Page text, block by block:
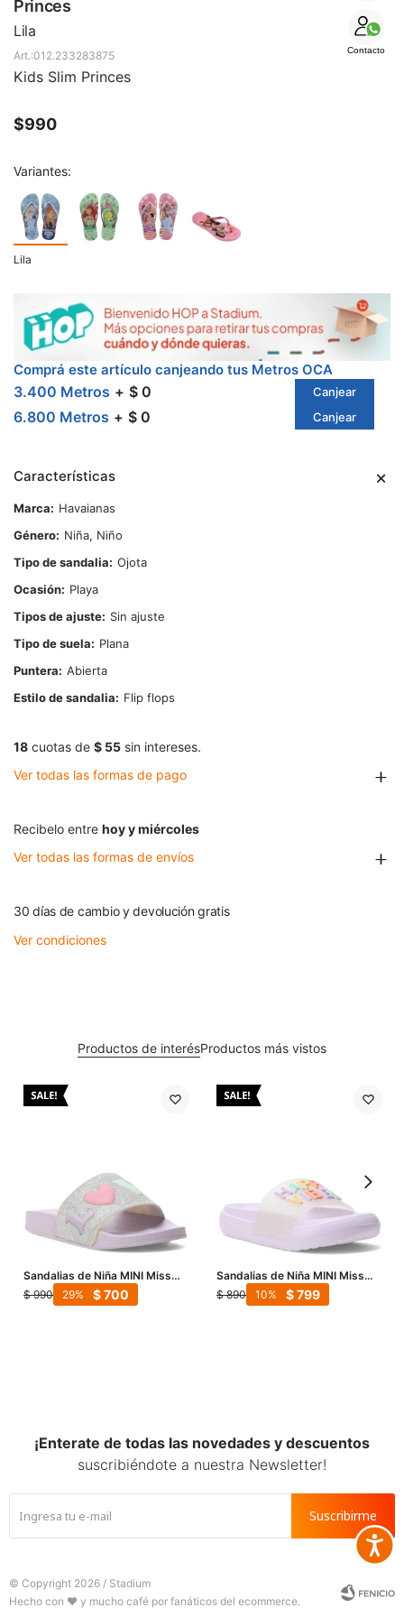
Princes
Lila
Contacto
012.233283875
Kids Slim Princes
$990
Variantes:
Lila
Comprá este artículo canjeando tus Metros OCA
3.400 Metros $ 0 Canjear
6.800 Metros $ 0 Canjear
Características
Marca
Havaianas
Género
Niña, Niño
Tipo de sandalia
Ojota
Ocasión
Playa
Tipos de ajuste
Sin ajuste
Tipo de suela
Plana
Puntera
Abierta
Estilo de sandalia
Flip flops
18 cuotas de $ 55 sin intereses.
Ver todas las formas de pago
Recibelo entre hoy y miércoles
Ver todas las formas de envíos
30 días de cambio y devolución gratis
Ver condiciones
Productos de interésProductos más vistos
Sandalias de Niña MINI Miss
Carol Texi Con Palabra Love -
$ 990 $700
29
Sandalias de Niña MINI Miss
Carol Vibes De Banda - Lila
$ 890 $799
10
¡Enterate de todas las novedades y descuentos
suscribiéndote a nuestra Newsletter!
Suscribirme
© Copyright 2026 / Stadium